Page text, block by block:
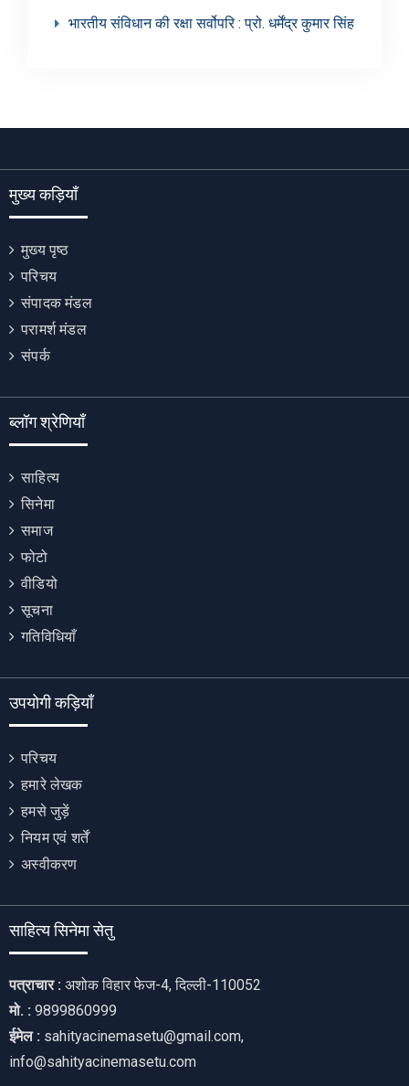
भारतीय संविधान की रक्षा सर्वोपरि : प्रो. धर्मेंद्र कुमार सिंह
मुख्य कड़ियाँ
मुख्य पृष्ठ
परिचय
संपादक मंडल
परामर्श मंडल
संपर्क
ब्लॉग श्रेणियाँ
साहित्य
सिनेमा
समाज
फोटो
वीडियो
सूचना
गतिविधियाँ
उपयोगी कड़ियाँ
परिचय
हमारे लेखक
हमसे जुड़ें
नियम एवं शर्तें
अस्वीकरण
साहित्य सिनेमा सेतु
पत्राचार : अशोक विहार फेज-4, दिल्ली-110052
मो. : 9899860999
ईमेल : sahityacinemasetu@gmail.com,
info@sahityacinemasetu.com